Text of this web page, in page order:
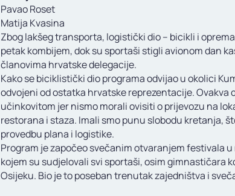
Pavao Roset
Matija Kvasina
Zbog lakšeg transporta, logistički dio – bicikli i
petak kombijem, dok su sportaši stigli avionom dan
članovima hrvatske delegacije.
Kako se biciklistički dio programa odvijao u okolici
odvojeni od ostatka hrvatske reprezentacije. Ovakva
učinkovitom jer nismo morali ovisiti o prijevozu na
restorana i staza. Imali smo punu slobodu kretanja,
provedbu plana i logistike.
Program je započeo svečanim otvaranjem festivala
kojem su sudjelovali svi sportaši, osim gimnastičara
Osijeku. Bio je to poseban trenutak zajedništva i